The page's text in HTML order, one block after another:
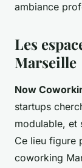
ambiance
Les
Marseille
Now
startups
modulable, et
Ce lieu figure
coworking